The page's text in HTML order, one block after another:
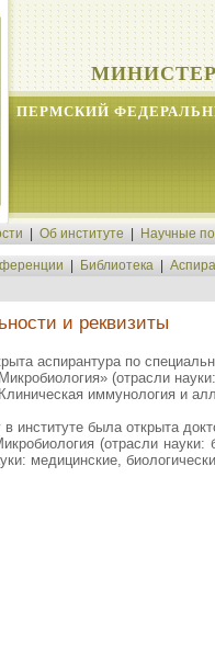
ПЕРМСКИЙ
Об институте Научные
Библиотека
и реквизиты
аспирантура по
(отрасли
иммунология и
в институте была открыта
(отрасли
медицинские,